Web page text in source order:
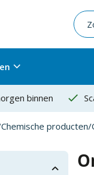
binnen
Chemische producten/